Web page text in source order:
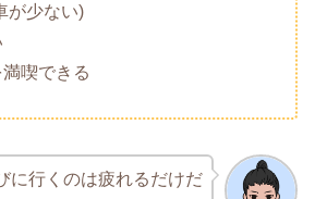
が少ない)
喫できる
に行くのは疲れるだけだ